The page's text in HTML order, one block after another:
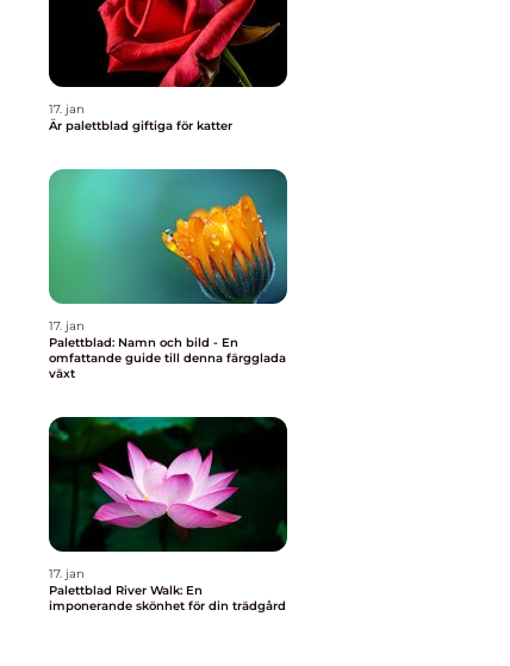
17. jan
Är palettblad giftiga för katter
17. jan
Palettblad: Namn och bild - En
omfattande guide till denna färgglada
växt
17. jan
Palettblad River Walk: En
imponerande skönhet för din trädgård